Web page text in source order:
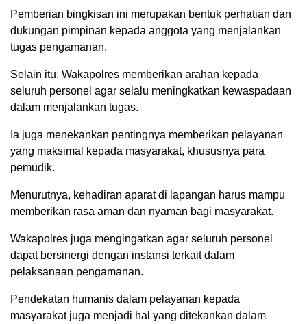
Pemberian bingkisan ini merupakan bentuk perhatian dan
dukungan pimpinan kepada anggota yang menjalankan
tugas pengamanan.
Selain itu, Wakapolres memberikan arahan kepada
seluruh personel agar selalu meningkatkan kewaspadaan
dalam menjalankan tugas.
Ia juga menekankan pentingnya memberikan pelayanan
yang maksimal kepada masyarakat, khususnya para
pemudik.
Menurutnya, kehadiran aparat di lapangan harus mampu
memberikan rasa aman dan nyaman bagi masyarakat.
Wakapolres juga mengingatkan agar seluruh personel
dapat bersinergi dengan instansi terkait dalam
pelaksanaan pengamanan.
Pendekatan humanis dalam pelayanan kepada
masyarakat juga menjadi hal yang ditekankan dalam